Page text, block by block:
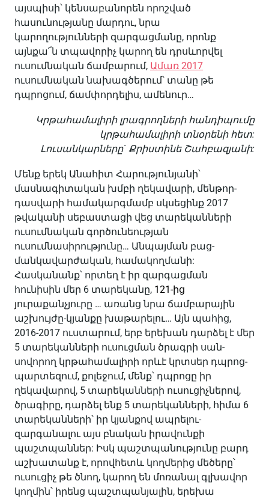
այսպիսի՝ կենսաբանորեն որոշված
հասունությանը մարդու, նրա
կարողությունների զարգացմանը, որոնք
այնքա՜ն տպավորիչ կարող են դրսևորվել
ուսումնական ճամբարում, Ամառ 2017
ուսումնական նախագծերում՝ տանը թե
դպրոցում, ճամփորդելիս, ամենուր…
Կրթահամալիրի լրագրողների հանդիպումը
կրթահամալիրի տնօրենի հետ:
Լուսանկարները` Քրիստինե Շահբազյանի:
Մենք երեկ Անահիտ Հարությունյանի՝
մասնագիտական խմբի ղեկավարի, մենթոր-
դասվարի համակարգմամբ սկսեցինք 2017
թվականի սեբաստացի վեց տարեկանների
ուսումնական գործունեության
ուսումնասիրությունը… Անպայման բաց-
մանկավարժական, համակողմանի:
Հասկանանք՝ որտեղ է իր զարգացման
հունիսին մեր 6 տարեկանը, 121-ից
յուրաքանչյուրը … առանց նրա ճամբարային
աշխույժը-կյանքը խաթարելու… Այն պահից,
2016-2017 ուստարում, երբ երեխան դարձել է մեր
5 տարեկանների ուսուցման ծրագրի սան-
սովորող կրթահամալիրի որևէ կրտսեր դպրոց-
պարտեզում, քոլեջում, մենք՝ դպրոցը իր
ղեկավարով, 5 տարեկանների ուսուցիչներով,
ծրագիրը, դարձել ենք 5 տարեկանների, հիմա 6
տարեկանների՝ իր կյանքով ապրելու-
զարգանալու այս բնական իրավունքի
պաշտպաններ: Իսկ պաշտպանությունը բարդ
աշխատանք է, որովհետև կողմերից մեծերը՝
ուսուցիչ թե ծնող, կարող են մոռանալ գլխավոր
կողմին՝ իրենց պաշտպանյալին, երեխա